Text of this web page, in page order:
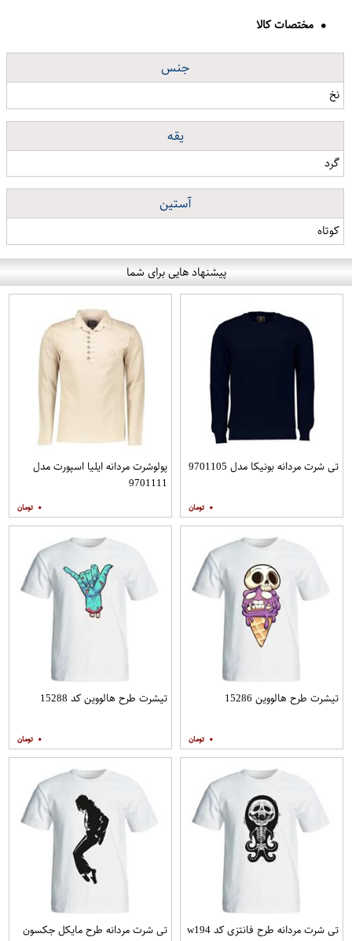
مختصات کالا
جنس
نخ
یقه
گرد
آستین
کوتاه
پیشنهاد هایی برای شما
تی شرت مردانه بونیکا مدل 9701105
۰
پولوشرت مردانه ایلیا اسپورت مدل
9701111
۰
تیشرت طرح هالووین 15286
۰
تیشرت طرح هالووین کد 15288
۰
تی شرت مردانه طرح فانتزی کد w194
تی شرت مردانه طرح مایکل جکسون